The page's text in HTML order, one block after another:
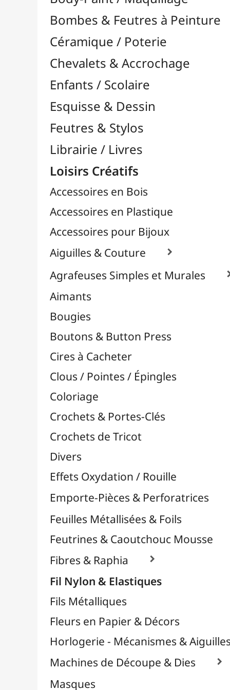
Feutres & Stylos
Librairie / Livres
Loisirs Créatifs
Accessoires en Bois
Accessoires en Plastique
Accessoires pour Bijoux
Aiguilles & Couture

Agrafeuses Simples et Murales 
Aimants
Bougies
Boutons & Button Press
Clous / Pointes / Épingles
Coloriage
Crochets de Tricot
Divers
Effets Oxydation / Rouille
Emporte-Pièces & Perforatrices
Feuilles Métallisées & Foils
Feutrines & Caoutchouc Mousse
Fibres & Raphia
Fil Nylon & Elastiques
Fils Métalliques
Fleurs en Papier & Décors
Horlogerie - Mécanismes & Aiguilles
Masques
Massicots & Lames
Oeillets & Rivets
Petites Pinces
Plantes & Jardin
Plastique Fou
Poncage / Émeri
Quilling / Pliage
Reliure & Cinch
Sable, Strass & Paillettes 
Savons
Serviettes
Sublimation
Tampons et Encreurs 
Washi Tape / Masking Tape
EFCOLOR - Émaux à Froid
Médiums, Vernis & Colles
Modelage / Sculpture
Peintures / Couleurs